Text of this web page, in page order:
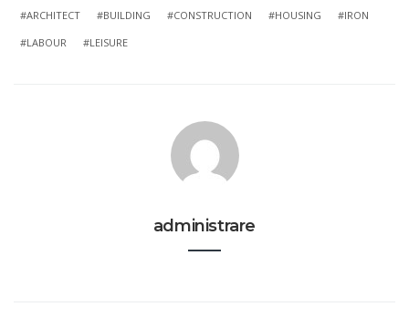
ARCHITECT BUILDING CONSTRUCTION HOUSING
IRON
LABOUR
LEISURE
administrare